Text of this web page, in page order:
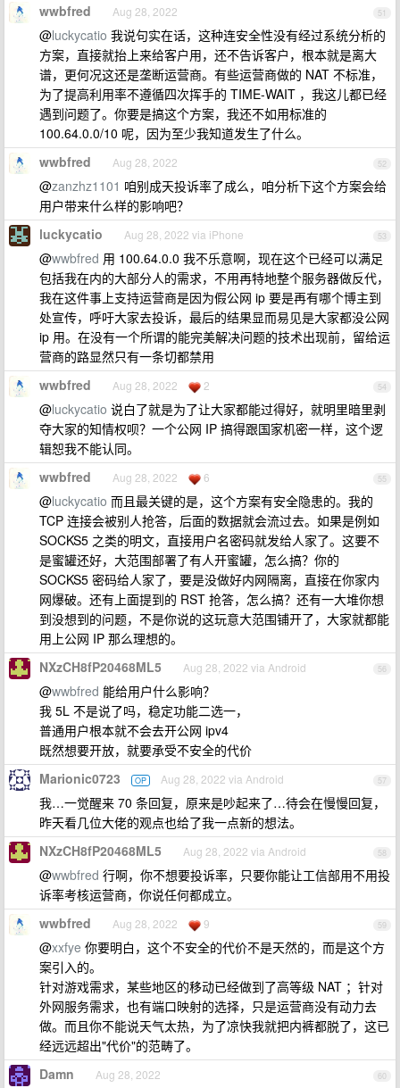
51
wwbfred Aug 28, 2022
@luckycatio 我说句实在话，这种连安全性没有经过系统分析的
方案，直接就抬上来给客户用，还不告诉客户，根本就是离大
谱，更何况这还是垄断运营商。有些运营商做的 NAT 不标准，
为了提高利用率不遵循四次挥手的 TIME-WAIT ，我这儿都已经
遇到问题了。你要是搞这个方案，我还不如用标准的
100.64.0.0/10 呢，因为至少我知道发生了什么。
52
wwbfred Aug 28, 2022
@zanzhz1101 咱别成天投诉率了成么，咱分析下这个方案会给
用户带来什么样的影响吧？
53
luckycatio Aug 28, 2022 via iPhone
@wwbfred 用 100.64.0.0 我不乐意啊，现在这个已经可以满足
包括我在内的大部分人的需求，不用再特地整个服务器做反代，
我在这件事上支持运营商是因为假公网 ip 要是再有哪个博主到
处宣传，呼吁大家去投诉，最后的结果显而易见是大家都没公网
ip 用。在没有一个所谓的能完美解决问题的技术出现前，留给运
营商的路显然只有一条切都禁用
54
wwbfred Aug 28, 2022 2
@luckycatio 说白了就是为了让大家都能过得好，就明里暗里剥
夺大家的知情权呗？一个公网 IP 搞得跟国家机密一样，这个逻
辑恕我不能认同。
55
wwbfred Aug 28, 2022 6
@luckycatio 而且最关键的是，这个方案有安全隐患的。我的
TCP 连接会被别人抢答，后面的数据就会流过去。如果是例如
SOCKS5 之类的明文，直接用户名密码就发给人家了。这要不
是蜜罐还好，大范围部署了有人开蜜罐，怎么搞？你的
SOCKS5 密码给人家了，要是没做好内网隔离，直接在你家内
网爆破。还有上面提到的 RST 抢答，怎么搞？还有一大堆你想
到没想到的问题，不是你说的这玩意大范围铺开了，大家就都能
用上公网 IP 那么理想的。
56
NXzCH8fP20468ML5 Aug 28, 2022 via Android
@wwbfred 能给用户什么影响？
我 5L 不是说了吗，稳定功能二选一，
普通用户根本就不会去开公网 ipv4
既然想要开放，就要承受不安全的代价
57
Marionic0723 OP Aug 28, 2022 via Android
我…一觉醒来 70 条回复，原来是吵起来了…待会在慢慢回复，
昨天看几位大佬的观点也给了我一点新的想法。
58
NXzCH8fP20468ML5 Aug 28, 2022 via Android
@wwbfred 行啊，你不想要投诉率，只要你能让工信部用不用投
诉率考核运营商，你说任何都成立。
59
wwbfred Aug 28, 2022 9
@xxfye 你要明白，这个不安全的代价不是天然的，而是这个方
案引入的。
针对游戏需求，某些地区的移动已经做到了高等级 NAT ；针对
外网服务需求，也有端口映射的选择，只是运营商没有动力去
做。而且你不能说天气太热，为了凉快我就把内裤都脱了，这已
经远远超出"代价"的范畴了。
60
Damn Aug 28, 2022